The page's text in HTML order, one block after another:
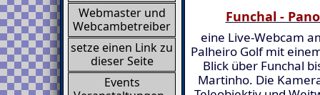
Webmaster und
Webcambetreiber
setze einen Link zu
dieser Seite
Events
Funchal -
eine Live-Webcam
Palheiro Golf mit
Blick über Funchal
Martinho. Die